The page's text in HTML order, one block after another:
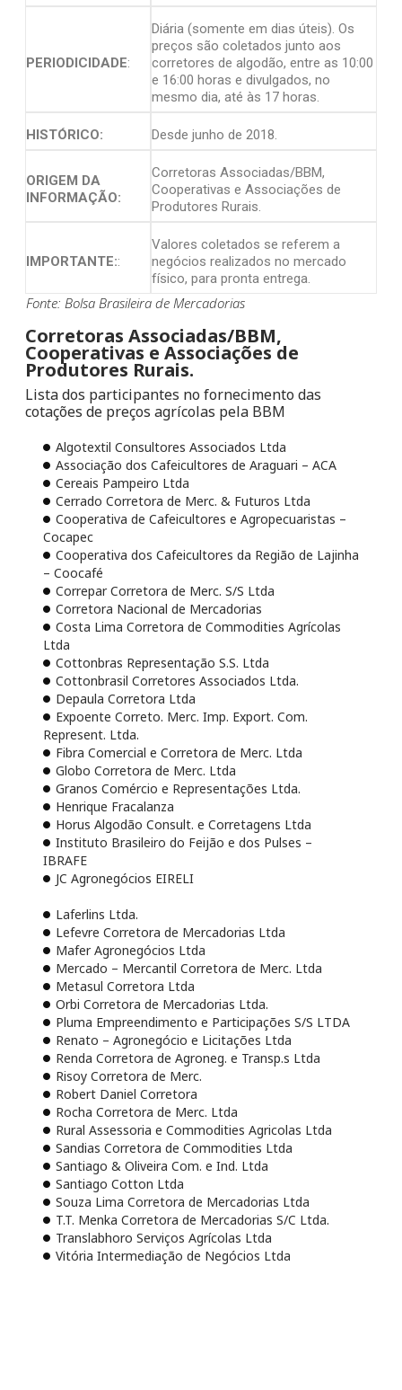
PERIODICIDADE:
Diária (somente em dias úteis). Os
preços são coletados junto aos
corretores de algodão, entre as 10:00
e 16:00 horas e divulgados, no
mesmo dia, até às 17 horas.
HISTÓRICO: Desde junho de 2018.
ORIGEM DA
INFORMAÇÃO:
Corretoras Associadas/BBM,
Cooperativas e Associações de
Produtores Rurais.
IMPORTANTE::
Valores coletados se referem a
negócios realizados no mercado
físico, para pronta entrega.
Fonte: Bolsa Brasileira de Mercadorias
Corretoras Associadas/BBM,
Cooperativas e Associações de
Produtores Rurais.
Lista dos participantes no fornecimento das
cotações de preços agrícolas pela BBM
Algotextil Consultores Associados Ltda
Associação dos Cafeicultores de Araguari – ACA
Cereais Pampeiro Ltda
Cerrado Corretora de Merc. & Futuros Ltda
Cooperativa de Cafeicultores e Agropecuaristas –
Cocapec
Cooperativa dos Cafeicultores da Região de Lajinha
– Coocafé
Correpar Corretora de Merc. S/S Ltda
Corretora Nacional de Mercadorias
Costa Lima Corretora de Commodities Agrícolas
Ltda
Cottonbras Representação S.S. Ltda
Cottonbrasil Corretores Associados Ltda.
Depaula Corretora Ltda
Expoente Correto. Merc. Imp. Export. Com.
Represent. Ltda.
Fibra Comercial e Corretora de Merc. Ltda
Globo Corretora de Merc. Ltda
Granos Comércio e Representações Ltda.
Henrique Fracalanza
Horus Algodão Consult. e Corretagens Ltda
Instituto Brasileiro do Feijão e dos Pulses –
IBRAFE
JC Agronegócios EIRELI
Laferlins Ltda.
Lefevre Corretora de Mercadorias Ltda
Mafer Agronegócios Ltda
Mercado – Mercantil Corretora de Merc. Ltda
Metasul Corretora Ltda
Orbi Corretora de Mercadorias Ltda.
Pluma Empreendimento e Participações S/S LTDA
Renato – Agronegócio e Licitações Ltda
Renda Corretora de Agroneg. e Transp.s Ltda
Risoy Corretora de Merc.
Robert Daniel Corretora
Rocha Corretora de Merc. Ltda
Rural Assessoria e Commodities Agricolas Ltda
Sandias Corretora de Commodities Ltda
Santiago & Oliveira Com. e Ind. Ltda
Santiago Cotton Ltda
Souza Lima Corretora de Mercadorias Ltda
T.T. Menka Corretora de Mercadorias S/C Ltda.
Translabhoro Serviços Agrícolas Ltda
Vitória Intermediação de Negócios Ltda